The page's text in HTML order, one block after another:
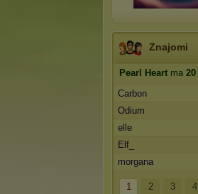
Znajomi
Pearl Heart ma 20
Carbon
Odium
elle
Elf_
morgana
1 2 3 4